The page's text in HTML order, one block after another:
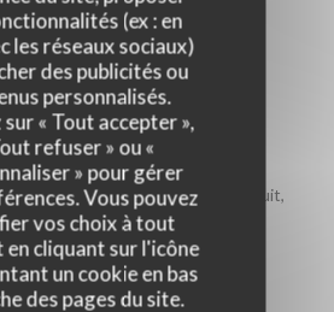
(ex : en
les réseaux sociaux)
des publicités ou
personnalisés.
« Tout accepter »,
refuser » ou «
» pour gérer
Vous pouvez
vos choix à tout
en cliquant sur l'icône
un cookie en bas
des pages du site.
à mobilité réduite, Accès wifi gratuit,
bar détente, Ecran /
Animaux acceptés, Espace
Bar à Vin, Repas d'affaire,